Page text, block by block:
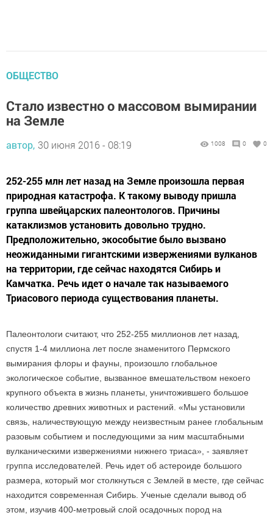
ОБЩЕСТВО
Стало известно о массовом вымирании
на Земле
автор, 30 июня 2016 - 08:19 1008 0 0
252-255 млн лет назад на Земле произошла первая
природная катастрофа. К такому выводу пришла
группа швейцарских палеонтологов. Причины
катаклизмов установить довольно трудно.
Предположительно, экособытие было вызвано
неожиданными гигантскими извержениями вулканов
на территории, где сейчас находятся Сибирь и
Камчатка. Речь идет о начале так называемого
Триасового периода существования планеты.
Палеонтологи считают, что 252-255 миллионов лет назад,
спустя 1-4 миллиона лет после знаменитого Пермского
вымирания флоры и фауны, произошло глобальное
экологическое событие, вызванное вмешательством некоего
крупного объекта в жизнь планеты, уничтожившего большое
количество древних животных и растений. «Мы установили
связь, наличествующую между неизвестным ранее глобальным
разовым событием и последующими за ним масштабными
вулканическими извержениями нижнего триаса», - заявляет
группа исследователей. Речь идет об астероиде большого
размера, который мог столкнуться с Землей в месте, где сейчас
находится современная Сибирь. Ученые сделали вывод об
этом, изучив 400-метровый слой осадочных пород на